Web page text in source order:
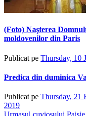
(Foto) Naşterea
moldovenilor din Paris
Publicat pe Thursday, 10
Predica din duminica
Publicat pe Thursday, 21
2019
admin
Urmașul cuviosului